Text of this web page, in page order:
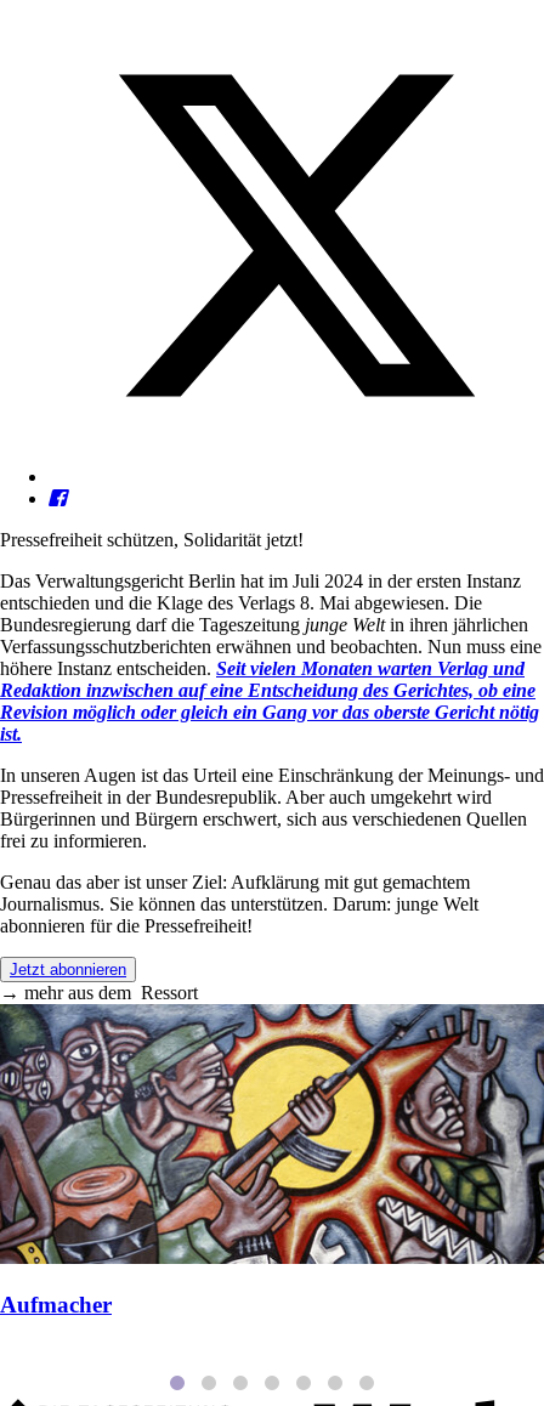
Pressefreiheit schützen, Solidarität jetzt!
Das Verwaltungsgericht Berlin hat im Juli 2024 in der ersten Instanz
entschieden und die Klage des Verlags 8. Mai abgewiesen. Die
Bundesregierung darf die Tageszeitung junge Weltin ihren jährlichen
Verfassungsschutzberichten erwähnen und beobachten. Nun muss eine
höhere Instanz entscheiden. Seit vielen Monaten warten Verlag und
Redaktion inzwischen auf eine Entscheidung des Gerichtes, ob eine
Revision möglich oder gleich ein Gang vor das oberste Gericht nötig
ist.
In unseren Augen ist das Urteil eine Einschränkung der Meinungs- und
Pressefreiheit in der Bundesrepublik. Aber auch umgekehrt wird
Bürgerinnen und Bürgern erschwert, sich aus verschiedenen Quellen
frei zu informieren.
Genau das aber ist unser Ziel: Aufklärung mit gut gemachtem
Journalismus. Sie können das unterstützen. Darum: junge Welt
abonnieren für die Pressefreiheit!
Jetzt abonnieren
→ mehr aus dem Ressort
Aufmacher